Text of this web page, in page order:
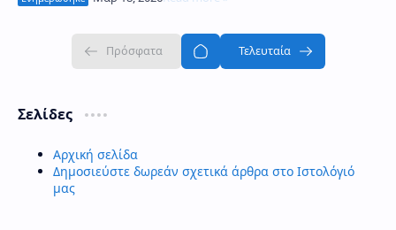
Σελίδες
Αρχική σελίδα
Δημοσιεύστε δωρεάν σχετικά άρθρα στο Ιστολόγιό
μας